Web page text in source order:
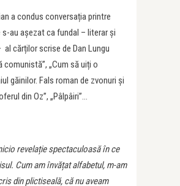
a condus conversația printre
au așezat ca fundal – literar și
cărților scrise de Dan Lungu
comunistă”, „Cum să uiți o
găinilor. Fals roman de zvonuri și
din Oz”, „Pâlpâiri”…
revelație spectaculoasă în ce
Cum am învățat alfabetul, m-am
din plictiseală, că nu aveam